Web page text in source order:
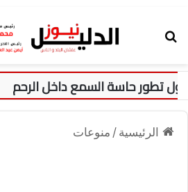
حاسة السمع داخل الرحم
الرئيسية / منوعات